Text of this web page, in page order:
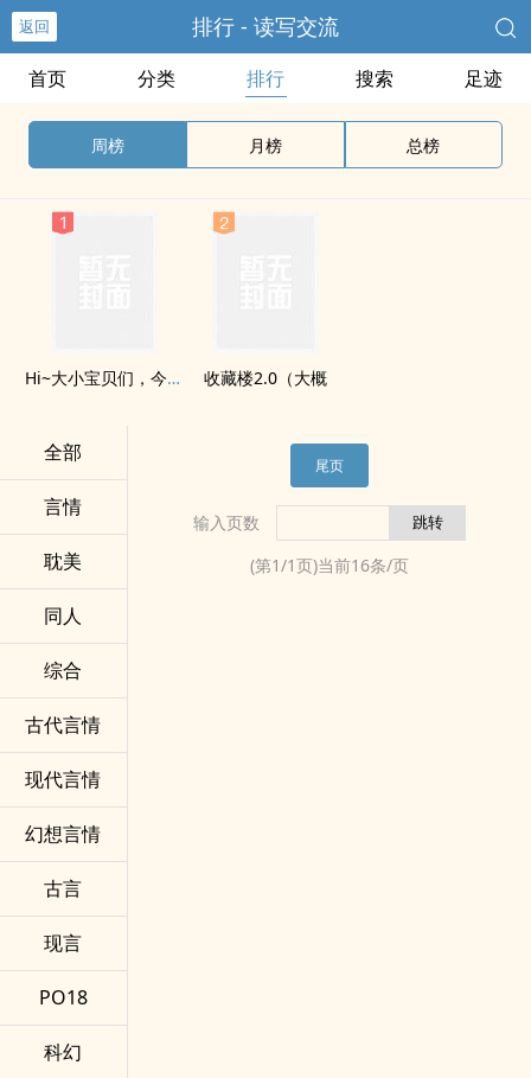
返回 排行 - 读写交流
首页 分类 排行 搜索 足迹
周榜 月榜 总榜
Hi~大小宝贝们，今天更新了幺？ 收藏楼2.0（大概
全部
言情
耽美
同人
综合
古代言情
现代言情
幻想言情
古言
现言
PO18
科幻
尾页
输入页数
(第1/1页)当前16条/页